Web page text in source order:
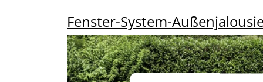
Fenster-System-